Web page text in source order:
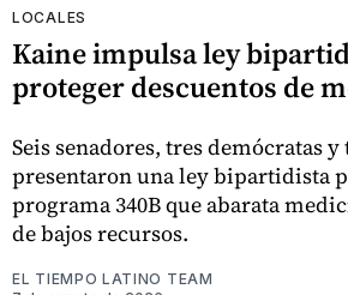
LOCALES
Kaine impulsa ley
proteger descuentos de
Seis senadores, tres demócratas
presentaron una ley bipartidista
programa 340B que abarata
de bajos recursos.
EL TIEMPO LATINO TEAM